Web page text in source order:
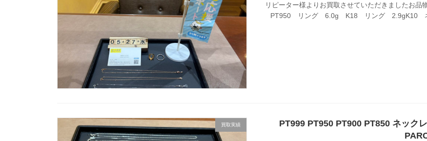
リピーター様よりお買取させていただきましたお
PT950 リング 6.0g K18 リング 2.9gK10
買取実績
PT999 PT950 PT900 PT850 ネック